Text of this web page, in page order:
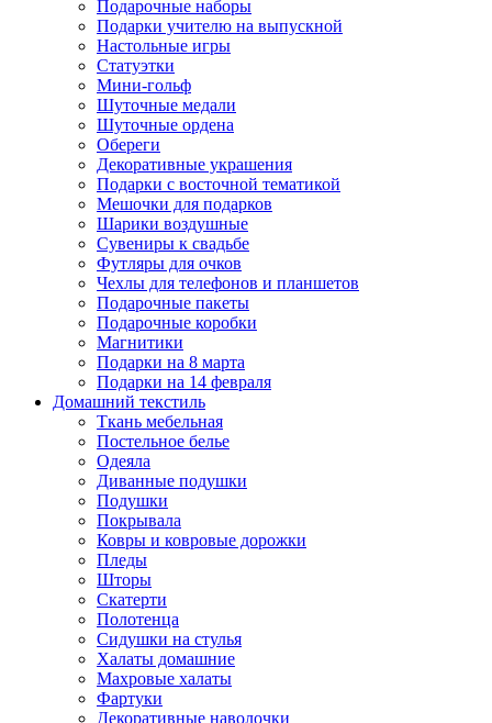
Подарочные наборы
Подарки учителю на выпускной
Настольные игры
Статуэтки
Мини-гольф
Шуточные медали
Шуточные ордена
Обереги
Декоративные украшения
Подарки с восточной тематикой
Мешочки для подарков
Шарики воздушные
Сувениры к свадьбе
Футляры для очков
Чехлы для телефонов и планшетов
Подарочные пакеты
Подарочные коробки
Магнитики
Подарки на 8 марта
Подарки на 14 февраля
Домашний текстиль
Ткань мебельная
Постельное белье
Одеяла
Диванные подушки
Подушки
Покрывала
Ковры и ковровые дорожки
Пледы
Шторы
Скатерти
Полотенца
Сидушки на стулья
Халаты домашние
Махровые халаты
Фартуки
Декоративные наволочки